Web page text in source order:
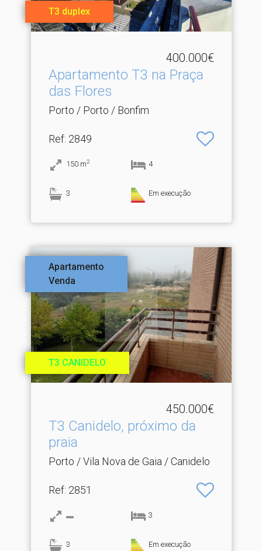
T3 duplex
400.000€
Apartamento T3 na Praça
das Flores
Porto / Porto / Bonfim
Ref: 2849
150 m2 4
3 Em execução
Apartamento
Venda
T3 CANIDELO
450.000€
T3 Canidelo, próximo da
praia
Porto / Vila Nova de Gaia / Canidelo
Ref: 2851
3
3 Em execução